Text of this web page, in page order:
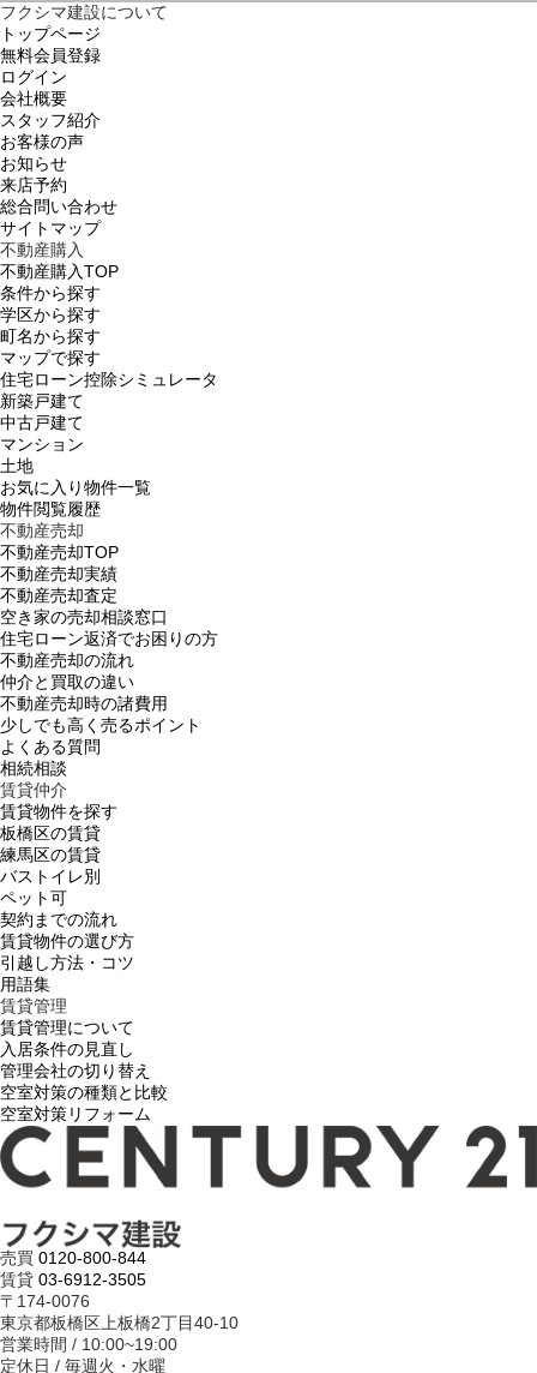
フクシマ建設について
トップページ
無料会員登録
ログイン
会社概要
スタッフ紹介
お客様の声
お知らせ
来店予約
総合問い合わせ
サイトマップ
不動産購入
不動産購入TOP
条件から探す
学区から探す
町名から探す
マップで探す
住宅ローン控除シミュレータ
新築戸建て
中古戸建て
マンション
土地
お気に入り物件一覧
物件閲覧履歴
不動産売却
不動産売却TOP
不動産売却実績
不動産売却査定
空き家の売却相談窓口
住宅ローン返済でお困りの方
不動産売却の流れ
仲介と買取の違い
不動産売却時の諸費用
少しでも高く売るポイント
よくある質問
相続相談
賃貸仲介
賃貸物件を探す
板橋区の賃貸
練馬区の賃貸
バストイレ別
ペット可
契約までの流れ
賃貸物件の選び方
引越し方法・コツ
用語集
賃貸管理
賃貸管理について
入居条件の見直し
管理会社の切り替え
空室対策の種類と比較
空室対策リフォーム
売買 0120-800-844
賃貸 03-6912-3505
〒174-0076
東京都板橋区上板橋2丁目40-10
営業時間 / 10:00~19:00
定休日 / 毎週火・水曜